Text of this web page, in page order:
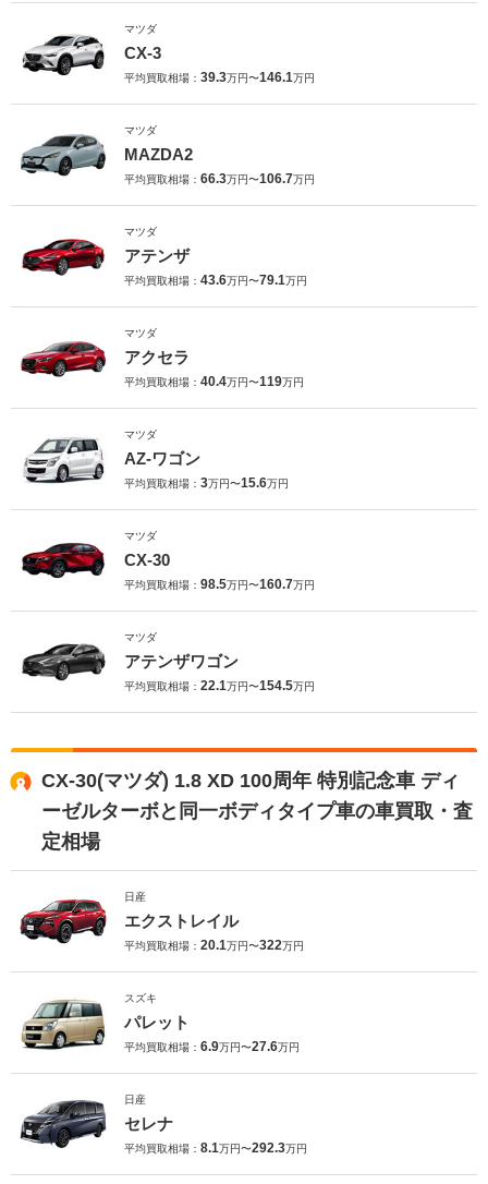
マツダ
CX-3
平均買取相場： 39.3万円〜146.1万円
マツダ
MAZDA2
平均買取相場： 66.3万円〜106.7万円
マツダ
アテンザ
平均買取相場： 43.6万円〜79.1万円
マツダ
アクセラ
平均買取相場： 40.4万円〜119万円
マツダ
AZ-ワゴン
平均買取相場： 3万円〜15.6万円
マツダ
CX-30
平均買取相場： 98.5万円〜160.7万円
マツダ
アテンザワゴン
平均買取相場： 22.1万円〜154.5万円
CX-30(マツダ) 1.8 XD 100周年 特別記念車 ディ
ーゼルターボと同一ボディタイプ車の車買取・査
定相場
日産
エクストレイル
平均買取相場： 20.1万円〜322万円
スズキ
パレット
平均買取相場： 6.9万円〜27.6万円
日産
セレナ
平均買取相場： 8.1万円〜292.3万円